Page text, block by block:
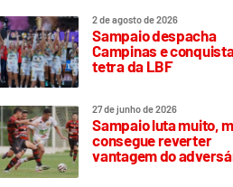
2 de agosto de 2026
Sampaio despacha
Campinas e
tetra da LBF
27 de junho de 2026
Sampaio luta muito,
consegue reverter
vantagem do